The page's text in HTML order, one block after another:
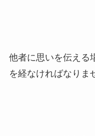
他者に思いを伝える
を経なければなりま